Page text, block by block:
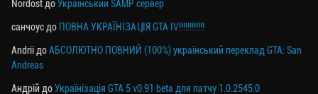
NordostдоУкраїнський SAMP сервер
санчоусдо ПОВНА УКРАЇНІЗАЦІЯ GTA IV!!!!!!!!!!!!
AndriiдоАБСОЛЮТНО ПОВНИЙ (100%) український переклад GTA: San
Andreas
Андрій доУкраїнізація GTA 5 v0.91 beta для патчу 1.0.2545.0